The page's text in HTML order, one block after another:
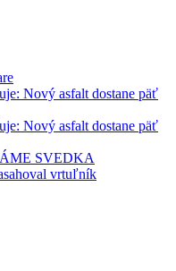
Nový asfalt dostane päť
Nový asfalt dostane päť
SVEDKA
vrtuľník